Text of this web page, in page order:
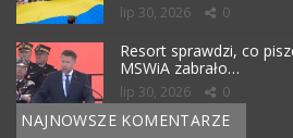
lip 30, 2026 0
Resort sprawdzi, co
MSWiA zabrało…
lip 30, 2026 0
NAJNOWSZE KOMENTARZE